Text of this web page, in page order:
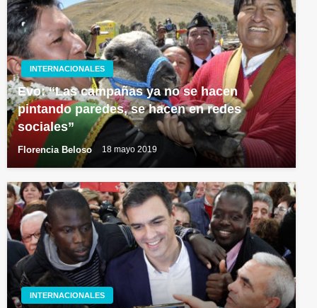
INTERNACIONALES
Evo: “Las campañas ya no se hacen
pintando paredes, se hacen en redes
sociales”
Florencia Beloso 18 mayo 2019
INTERNACIONALES